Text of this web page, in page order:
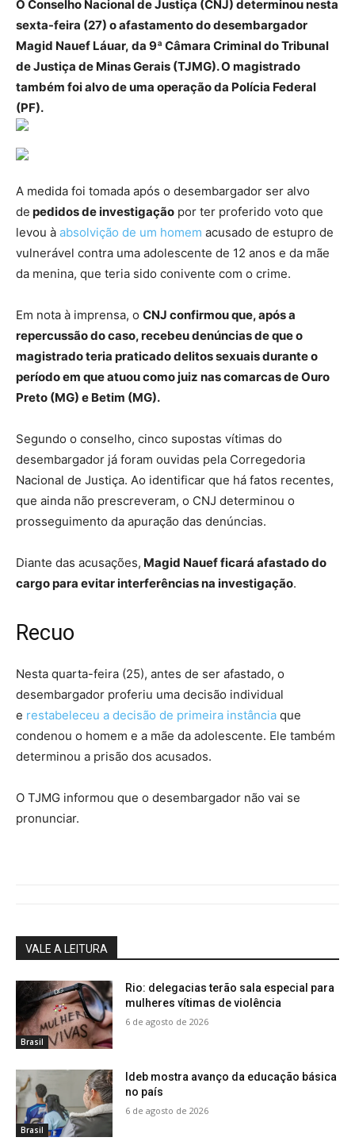
O Conselho Nacional de Justiça (CNJ) determinou nesta
sexta-feira (27) o afastamento do desembargador
Magid Nauef Láuar, da 9ª Câmara Criminal do Tribunal
de Justiça de Minas Gerais (TJMG). O magistrado
também foi alvo de uma operação da Polícia Federal
(PF).
A medida foi tomada após o desembargador ser alvo
de pedidos de investigação por ter proferido voto que
levou à absolvição de um homem acusado de estupro de
vulnerável contra uma adolescente de 12 anos e da mãe
da menina, que teria sido conivente com o crime.
Em nota à imprensa, o CNJ confirmou que, após a
repercussão do caso, recebeu denúncias de que o
magistrado teria praticado delitos sexuais durante o
período em que atuou como juiz nas comarcas de Ouro
Preto (MG) e Betim (MG).
Segundo o conselho, cinco supostas vítimas do
desembargador já foram ouvidas pela Corregedoria
Nacional de Justiça. Ao identificar que há fatos recentes,
que ainda não prescreveram, o CNJ determinou o
prosseguimento da apuração das denúncias.
Diante das acusações, Magid Nauef ficará afastado do
cargo para evitar interferências na investigação.
Recuo
Nesta quarta-feira (25), antes de ser afastado, o
desembargador proferiu uma decisão individual
e restabeleceu a decisão de primeira instância que
condenou o homem e a mãe da adolescente. Ele também
determinou a prisão dos acusados.
O TJMG informou que o desembargador não vai se
pronunciar.
VALE A LEITURA
Brasil
Rio: delegacias terão sala especial para
mulheres vítimas de violência
6 de agosto de 2026
Brasil
Ideb mostra avanço da educação básica
no país
6 de agosto de 2026